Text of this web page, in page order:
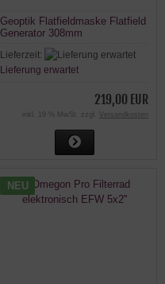
Geoptik Flatfieldmaske Flatfield
Generator 308mm
Lieferzeit:
Lieferung erwartet
219,00 EUR
inkl. 19 % MwSt. zzgl. Versandkosten
NEU